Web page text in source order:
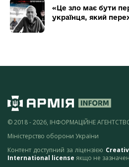
«Це зло має бути
українця, який
© 2018 - 2026, ІНФОРМАЦІЙНЕ
Міністерство оборони України
Контент доступний за ліцензією
International license якщо не